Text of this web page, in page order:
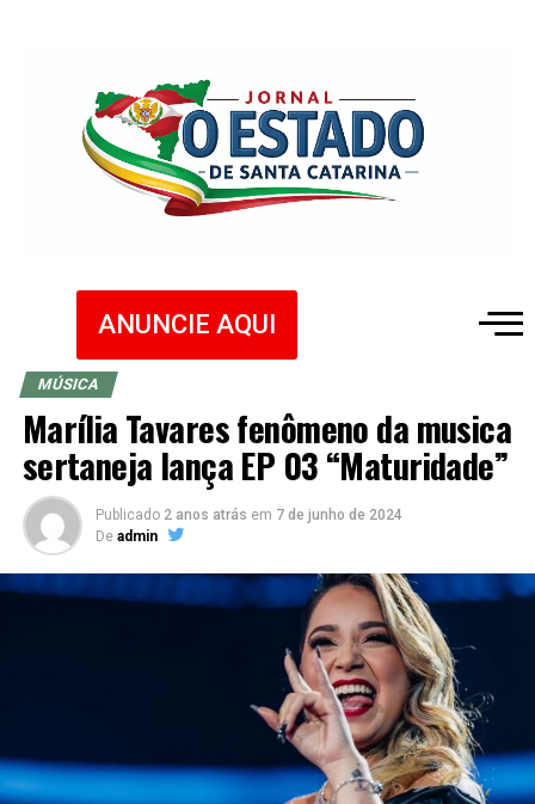
ANUNCIE AQUI
MÚSICA
Marília Tavares fenômeno da musica
sertaneja lança EP 03 “Maturidade”
Publicado 2 anos atrás em 7 de junho de 2024
De admin